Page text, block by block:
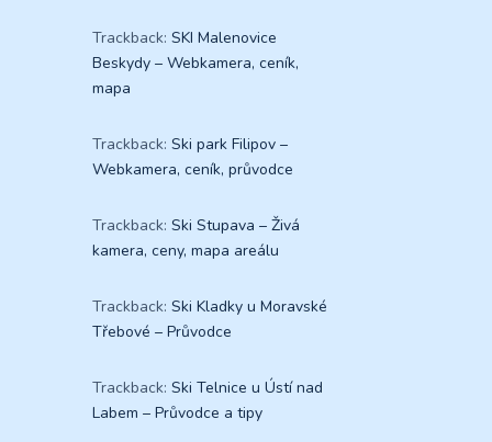
Trackback: SKI Malenovice
Beskydy – Webkamera, ceník,
mapa
Trackback: Ski park Filipov –
Webkamera, ceník, průvodce
Trackback: Ski Stupava – Živá
kamera, ceny, mapa areálu
Trackback: Ski Kladky u Moravské
Třebové – Průvodce
Trackback: Ski Telnice u Ústí nad
Labem – Průvodce a tipy